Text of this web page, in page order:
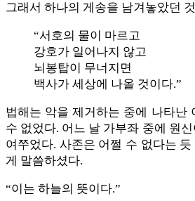
그래서 하나의 게송을 남겨놓았던
“서호의 물이 마르고
강호가 일어나지 않고
뇌봉탑이 무너지면
백사가 세상에 나올 것이다.”
법해는 악을 제거하는 중에 나타난
수 없었다. 어느 날 가부좌 중에 원
여쭈었다. 사존은 어쩔 수 없다는 듯
게 말씀하셨다.
“이는 하늘의 뜻이다.”